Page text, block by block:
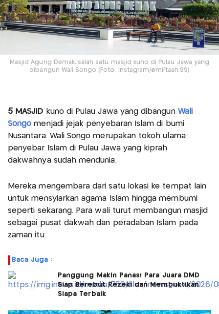
Masjid Agung Demak, salah satu masjid kuno di Pulau Jawa yang
dibangun Wali Songo (Foto: Instagram/@miftaah.99)
5 MASJID kuno di Pulau Jawa yang dibangun Wali
Songo menjadi jejak penyebaran Islam di bumi
Nusantara. Wali Songo merupakan tokoh ulama
penyebar Islam di Pulau Jawa yang kiprah
dakwahnya sudah mendunia.
Mereka mengembara dari satu lokasi ke tempat lain
untuk mensyiarkan agama Islam hingga membumi
seperti sekarang. Para wali turut membangun masjid
sebagai pusat dakwah dan peradaban Islam pada
zaman itu.
Baca Juga :
Panggung Makin Panas! Para Juara DMD
Siap Berebut Rezeki dan Membuktikan
Siapa Terbaik